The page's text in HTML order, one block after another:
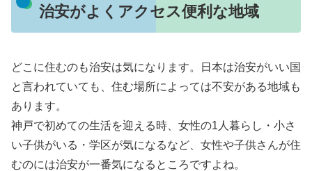
治安がよくアクセス便利な地域
どこに住むのも治安は気になります。日本は治安がいい国
と言われていても、住む場所によっては不安がある地域も
あります。
神戸で初めての生活を迎える時、女性の1人暮らし・小さ
い子供がいる・学区が気になるなど、女性や子供さんが住
むのには治安が一番気になるところですよね。